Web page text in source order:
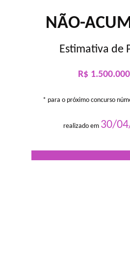
NÃO-
Estimativa de
R$
* para o próximo concurso
realizado em 30/